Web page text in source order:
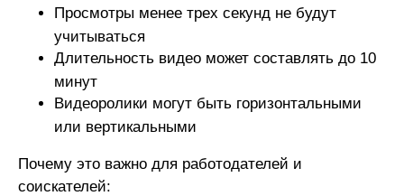
Просмотры менее трех секунд не будут
учитываться
Длительность видео может составлять до 10
минут
Видеоролики могут быть горизонтальными
или вертикальными
Почему это важно для работодателей и
соискателей: